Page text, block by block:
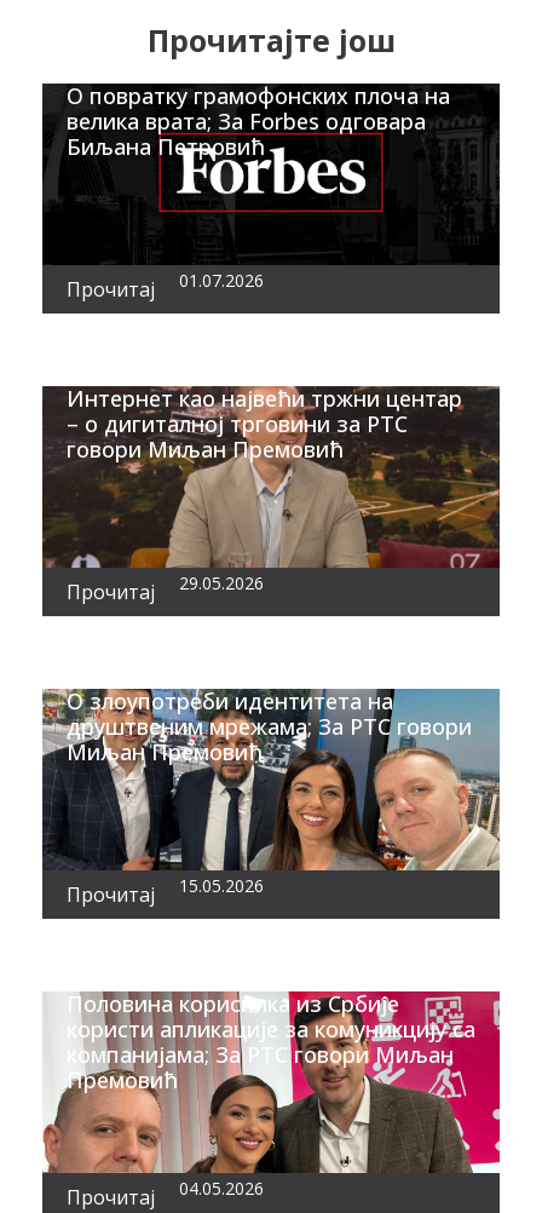
Прочитајте још
О повратку грамофонских плоча на
велика врата; За Forbes одговара
Биљана Петровић
Прочитај 01.07.2026
Интернет као највећи тржни центар
– о дигиталној трговини за РТС
говори Миљан Премовић
Прочитај 29.05.2026
О злоупотреби идентитета на
друштвеним мрежама; За РТС говори
Миљан Премовић
Прочитај 15.05.2026
Половина корисника из Србије
користи апликације за комуникцију са
компанијама; За РТС говори Миљан
Премовић
Прочитај 04.05.2026